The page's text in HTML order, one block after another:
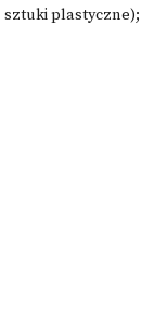
plastyczne);